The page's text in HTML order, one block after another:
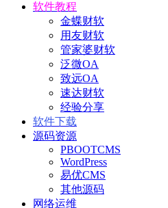
软件教程
金蝶财软
用友财软
管家婆财软
泛微OA
致远OA
速达财软
经验分享
软件下载
源码资源
PBOOTCMS
WordPress
易优CMS
其他源码
网络运维